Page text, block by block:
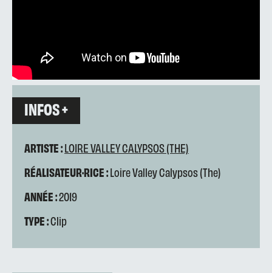
INFOS +
ARTISTE :LOIRE VALLEY CALYPSOS (THE)
RÉALISATEUR·RICE :Loire Valley Calypsos (The)
ANNÉE :2019
TYPE :Clip